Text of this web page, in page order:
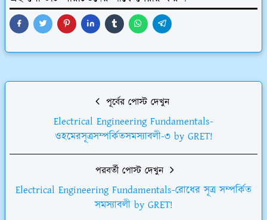
পূর্বের পোস্ট দেখুন
Electrical Engineering Fundamentals-
ওহমেরসূত্রসম্পর্কিতসমস্যাবলী-৩ by GRET!
পরবর্তী পোস্ট দেখুন
Electrical Engineering Fundamentals-রোধের সূত্র সম্পর্কিত
সমস্যাবলী by GRET!